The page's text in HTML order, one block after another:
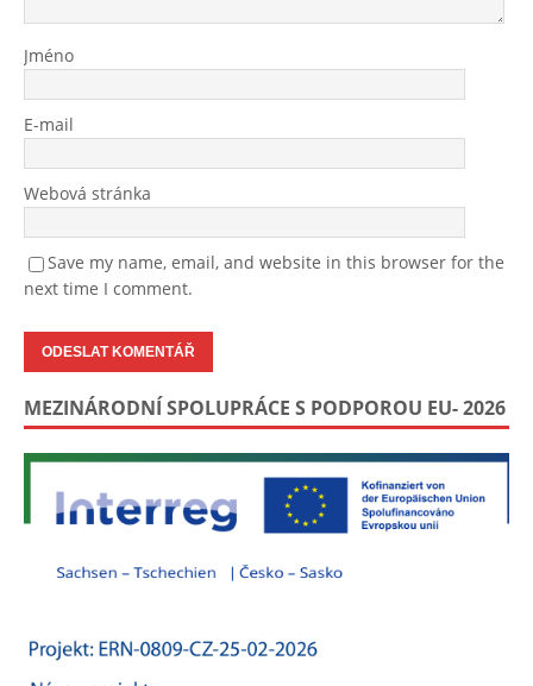
Jméno
E-mail
Webová stránka
Save my name, email, and website in this browser for the
next time I comment.
MEZINÁRODNÍ SPOLUPRÁCE S PODPOROU EU- 2026